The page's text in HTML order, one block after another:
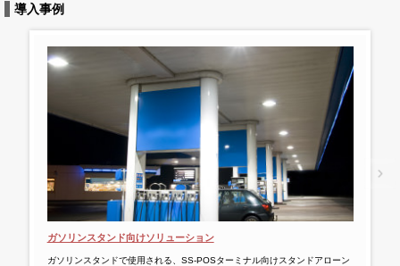
導入事例
ガソリンスタンド向けソリューション
ガソリンスタンドで使用される、SS-POSターミナル向けスタンドアローン